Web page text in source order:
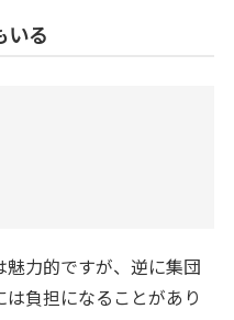
いる
力的ですが、逆に集団
負担になることがあり